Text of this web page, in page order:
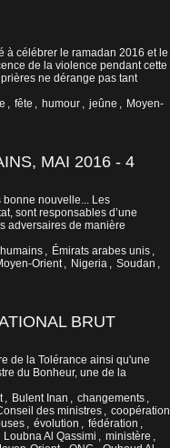
à célébrer le ramadan 2016 et le
de la violence pendant cette
ne dérange pas tant
, fête , humour , jeûne , Moyen-
MAI 2016 - 4
bonne nouvelle... Les
sont responsables d’une
adversaires de manière
, Émirats arabes unis ,
Orient , Nigeria , Soudan ,
BRUT
de la Tolérance ainsi qu'une
du Bonheur, une de la
, Bulent Inan , changements ,
des ministres , coopération
, évolution , fédération ,
Loubna Al Qassimi , ministère ,